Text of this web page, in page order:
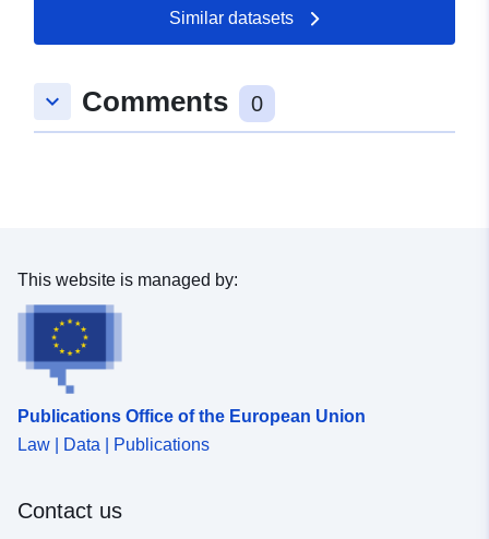
Similar datasets
keyboard_arrow_down Comments 0
This website is managed by:
Publications Office of the European Union
Law | Data | Publications
Contact us